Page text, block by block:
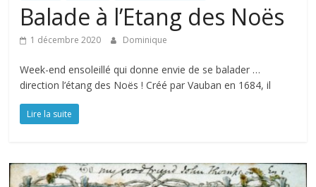
Balade à l’Etang des Noës
1 décembre 2020 Dominique
Week-end ensoleillé qui donne envie de se balader …
direction l’étang des Noës ! Créé par Vauban en 1684, il
Lire la suite